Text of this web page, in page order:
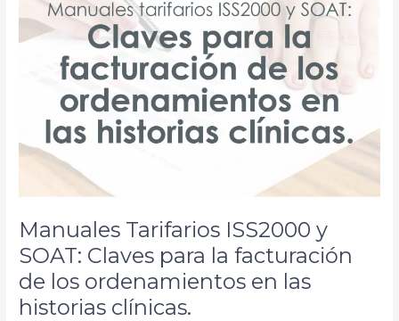
Manuales Tarifarios ISS2000 y
SOAT: Claves para la facturación
de los ordenamientos en las
historias clínicas.
de
los
ordenamientos
historias
clínicas.